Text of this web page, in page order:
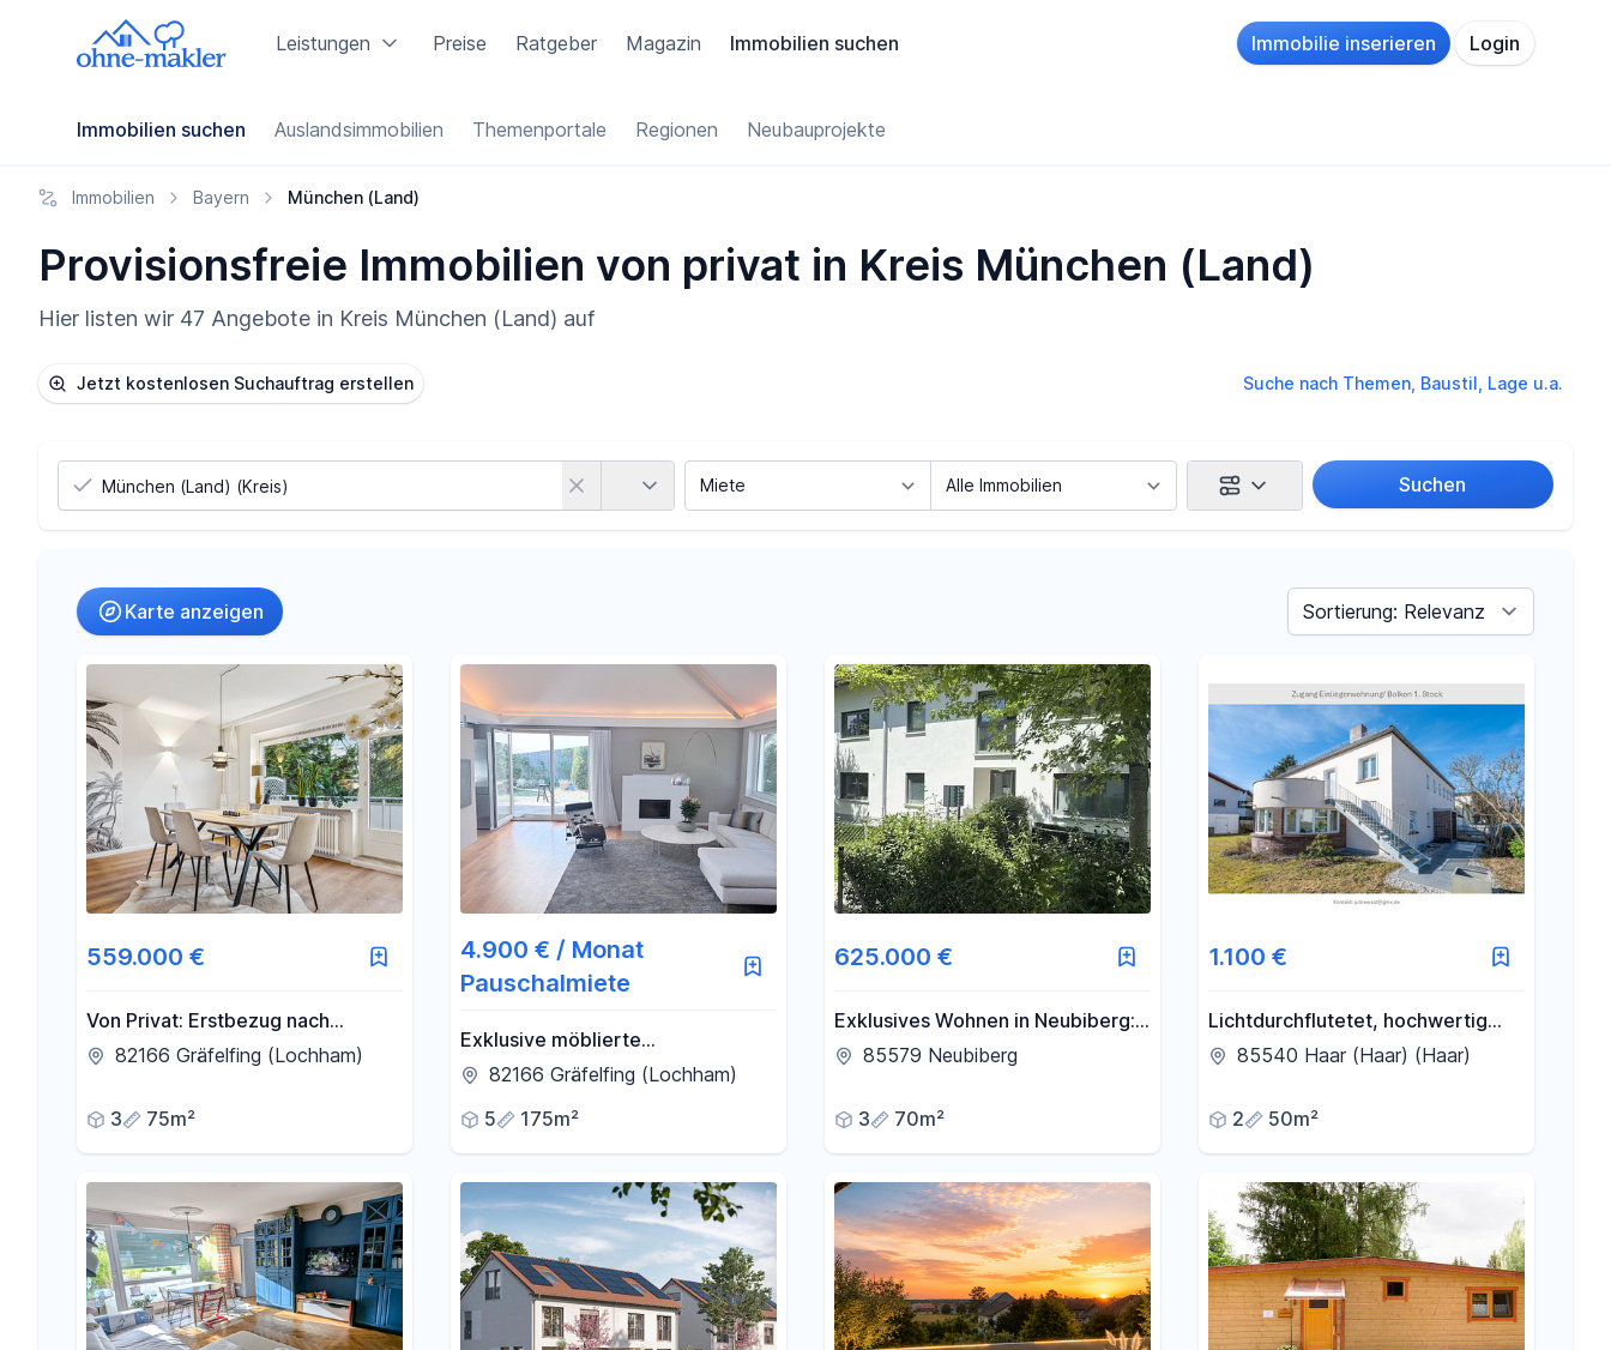
Leistungen Preise Ratgeber Magazin Immobilien suchen Immobilie inserieren Login
Immobilien suchen Auslandsimmobilien Themenportale Regionen Neubauprojekte
Immobilien Bayern München (Land)
Provisionsfreie Immobilien von privat in Kreis München (Land)
Hier listen wir 47 Angebote in Kreis München (Land) auf
Jetzt kostenlosen Suchauftrag erstellen Suche nach Themen, Baustil, Lage u.a.
Suchen
Filter für Preis zurücksetzen
Fläche -
Filter für Fläche zurücksetzen
Karte anzeigen
Sortieren nach
559.000 €
Von Privat: Erstbezug nach
Sanierung – stilvolle 3-Zi.-
82166 Gräfelfing (Lochham)
3 75m²
4.900 € / Monat
Pauschalmiete
Exklusive möblierte
Doppelhaushälfte mit 175 m²,
Loftcharakter in Gräfelfing
82166 Gräfelfing (Lochham)
5
175m²
625.000 €
Exklusives Wohnen in Neubiberg:
Moderne Eigentumswohnung mit
85579 Neubiberg
3 70m²
1.100 €
Lichtdurchflutetet, hochwertig
möblierte 2- Zimmer Wohnung
85540 Haar (Haar) (Haar)
2 50m²